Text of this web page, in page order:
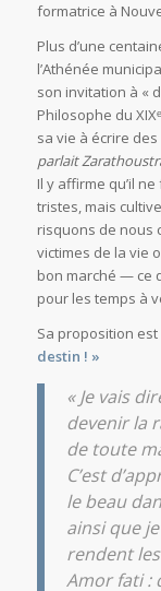
formatrice à
Plus d’une
l’Athénée
son invitation à «
Philosophe du
sa vie à écrire
parlait
Il y affirme qu’il
tristes, mais
risquons de nous
victimes de la vie
bon marché — ce
pour les temps à
Sa proposition est
destin ! »
« Je vais
devenir la
de toute
C’est
le beau
ainsi que
rendent
Amor fati :